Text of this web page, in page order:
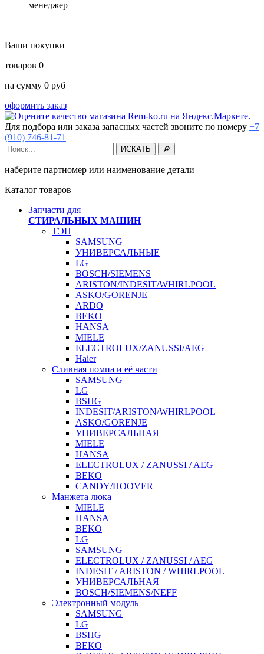
менеджер
Ваши покупки
товаров 0
на сумму 0 руб
оформить заказ
Для подбора или заказа запасных частей звоните по номеру +7
(910) 746-81-71
наберите партномер или наименование детали
Каталог товаров
Запчасти для
СТИРАЛЬНЫХ МАШИН
ТЭН
SAMSUNG
УНИВЕРСАЛЬНЫЕ
LG
BOSCH/SIEMENS
ARISTON/INDESIT/WHIRLPOOL
ASKO/GORENJE
ARDO
BEKO
HANSA
MIELE
ELECTROLUX/ZANUSSI/AEG
Haier
Сливная помпа и её части
SAMSUNG
LG
BSHG
INDESIT/ARISTON/WHIRLPOOL
ASKO/GORENJE
УНИВЕРСАЛЬНАЯ
MIELE
HANSA
ELECTROLUX / ZANUSSI / AEG
BEKO
CANDY/HOOVER
Манжета люка
MIELE
HANSA
BEKO
LG
SAMSUNG
ELECTROLUX / ZANUSSI / AEG
INDESIT / ARISTON / WHIRLPOOL
УНИВЕРСАЛЬНАЯ
BOSCH/SIEMENS/NEFF
Электронный модуль
SAMSUNG
LG
BSHG
BEKO